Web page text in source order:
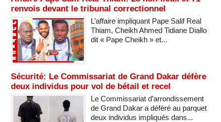
renvois devant le tribunal correctionnel
L’affaire impliquant Pape Salif Real
Thiam, Cheikh Ahmed Tidiane Diallo
dit « Pape Cheikh » et...
Sécurité: Le Commissariat de Grand Dakar défère
deux individus pour vol de bétail et recel
Le Commissariat d’arrondissement
de Grand Dakar a déféré au parquet
deux individus impliqués dans...